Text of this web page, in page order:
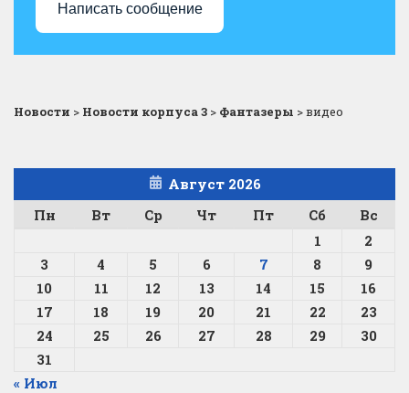
Написать сообщение
Новости > Новости корпуса 3 > Фантазеры >видео
Август 2026
Пн
Вт Ср Чт Пт Сб
Вс
1
2
3
4 5 6 7 8
9
10
11 12 13 14 15
16
17
18 19 20 21 22
23
24
25 26 27 28 29
30
31
« Июл